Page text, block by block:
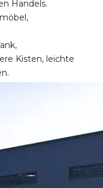
Handels.
Kisten, leichte